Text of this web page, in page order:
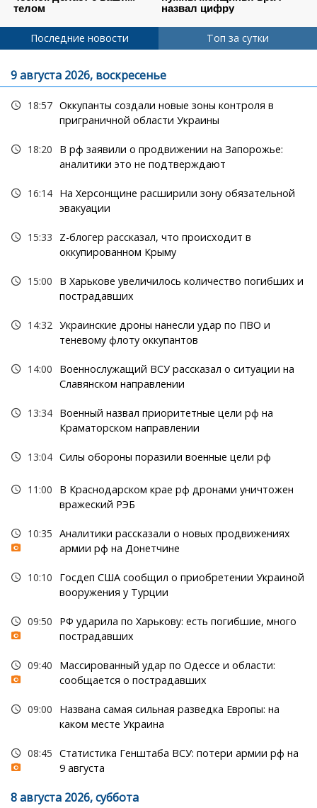
Последние новости Топ за сутки
9 августа 2026, воскресенье
18:57 Оккупанты создали новые зоны контроля в
приграничной области Украины
18:20
В рф заявили о продвижении на Запорожье:
аналитики это не подтверждают
16:14 На Херсонщине расширили зону обязательной
эвакуации
15:33
Z-блогер рассказал, что происходит в
оккупированном Крыму
15:00
В Харькове увеличилось количество погибших и
пострадавших
14:32 Украинские дроны нанесли удар по ПВО и
теневому флоту оккупантов
14:00
Военнослужащий ВСУ рассказал о ситуации на
Славянском направлении
13:34 Военный назвал приоритетные цели рф на
Краматорском направлении
13:04 Силы обороны поразили военные цели рф
11:00
В Краснодарском крае рф дронами уничтожен
вражеский РЭБ
10:35 Аналитики рассказали о новых продвижениях
армии рф на Донетчине
10:10
Госдеп США сообщил о приобретении Украиной
вооружения у Турции
09:50
РФ ударила по Харькову: есть погибшие, много
пострадавших
09:40
Массированный удар по Одессе и области:
сообщается о пострадавших
09:00
Названа самая сильная разведка Европы: на
каком месте Украина
08:45 Статистика Генштаба ВСУ: потери армии рф на
9 августа
8 августа 2026, суббота